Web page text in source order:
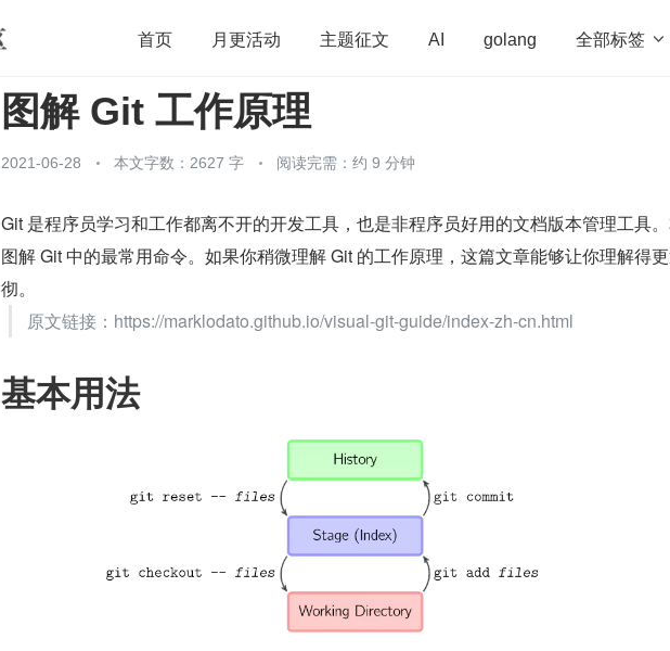
首页 月更活动 主题征文 AI golang 全部标签 
开源 架构 OpenHarmony
运维 深度思考
图解 Git 工作原理
2021-06-28 本文字数：2627 字 阅读完需：约 9 分钟
Git 是程序员学习和工作都离不开的开发工具，也是非程序员好用的文档版本管理工具
图解 Git 中的最常用命令。如果你稍微理解 Git 的工作原理，这篇文章能够让你理解得
彻。
原文链接：https://marklodato.github.io/visual-git-guide/index-zh-cn.html
基本用法